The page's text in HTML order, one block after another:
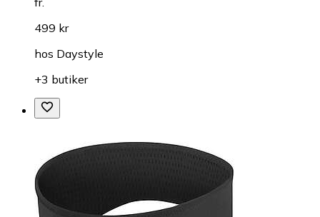
499 kr
hos Daystyle
+3 butiker